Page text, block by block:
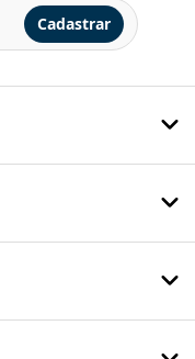
Cadastrar